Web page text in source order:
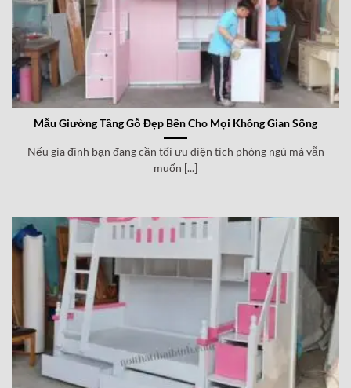
Mẫu Giường Tầng Gỗ Đẹp Bền Cho Mọi Không Gian Sống
Nếu gia đình bạn đang cần tối ưu diện tích phòng ngủ mà vẫn
muốn [...]